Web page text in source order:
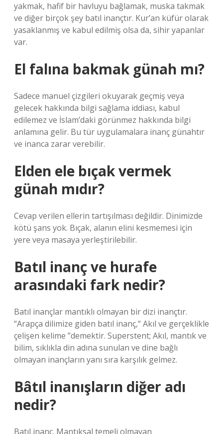
yakmak, hafif bir havluyu bağlamak, muska takmak
ve diğer birçok şey batıl inançtır. Kur’an küfür olarak
yasaklanmış ve kabul edilmiş olsa da, sihir yapanlar
var.
El falına bakmak günah mı?
Sadece manuel çizgileri okuyarak geçmiş veya
gelecek hakkında bilgi sağlama iddiası, kabul
edilemez ve İslam’daki görünmez hakkında bilgi
anlamına gelir. Bu tür uygulamalara inanç günahtır
ve inanca zarar verebilir.
Elden ele bıçak vermek
günah mıdır?
Cevap verilen ellerin tartışılması değildir. Dinimizde
kötü şans yok. Bıçak, alanın elini kesmemesi için
yere veya masaya yerleştirilebilir.
Batıl inanç ve hurafe
arasındaki fark nedir?
Batıl inançlar mantıklı olmayan bir dizi inançtır.
“Arapça dilimize giden batıl inanç,“ Akıl ve gerçeklikle
çelişen kelime ”demektir. Superstent; Akıl, mantık ve
bilim, sıklıkla din adına sunulan ve dine bağlı
olmayan inançların yanı sıra karşılık gelmez.
Bâtıl inanışların diğer adı
nedir?
Batıl inanç. Mantıksal temeli olmayan